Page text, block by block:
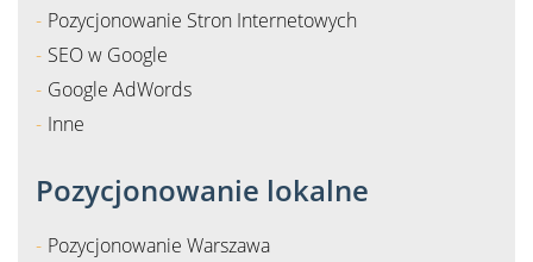
Pozycjonowanie Stron Internetowych
SEO w Google
Google AdWords
Inne
Pozycjonowanie lokalne
Pozycjonowanie Warszawa